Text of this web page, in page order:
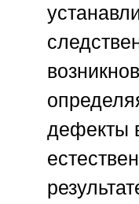
дефекты